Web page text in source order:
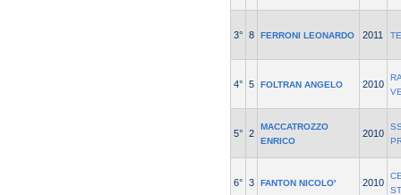
3° 8 FERRONI LEONARDO 2011
4° 5 FOLTRAN ANGELO 2010
5° 2
MACCATROZZO
ENRICO
2010
6° 3 FANTON NICOLO' 2010